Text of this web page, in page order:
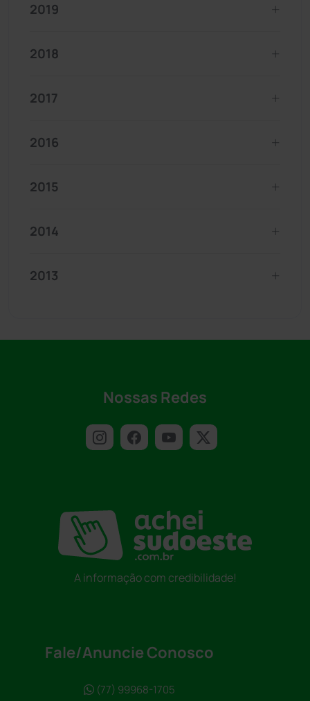
2019
2018
2017
2016
2015
2014
2013
Nossas Redes
A informação com credibilidade!
Fale/Anuncie Conosco
(77) 99968-1705